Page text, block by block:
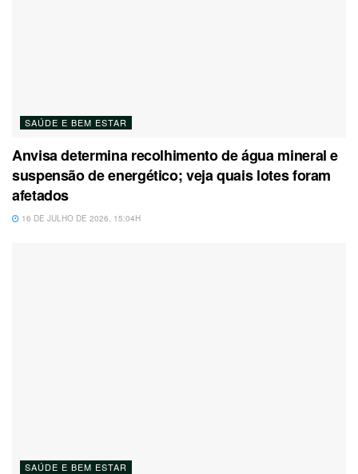
SAÚDE E BEM ESTAR
Anvisa determina recolhimento de água mineral e
suspensão de energético; veja quais lotes foram
afetados
16 DE JULHO DE 2026, 15:04H
SAÚDE E BEM ESTAR